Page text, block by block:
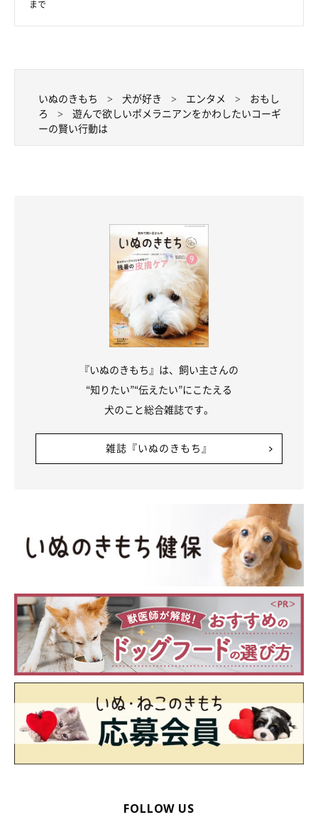
まで
いぬのきもち 犬が好き エンタメ
おもし
ろ
遊んで欲しいポメラニアンをかわしたいコーギ
ーの賢い行動は
『いぬのきもち』は、飼い主さんの
“知りたい”“伝えたい”にこたえる
犬のこと総合雑誌です。
雑誌『いぬのきもち』
FOLLOW US